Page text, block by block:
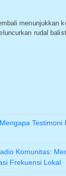
menunjukkan
rudal
Testimoni
Komunitas:
Frekuensi Lokal